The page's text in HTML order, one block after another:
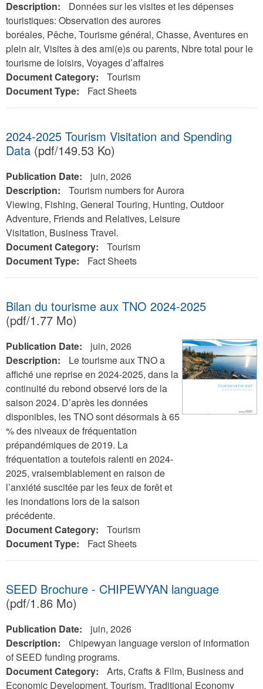
Description:
Données sur les visites et les dépenses
touristiques: Observation des aurores
boréales, Pêche, Tourisme général, Chasse, Aventures en
plein air, Visites à des ami(e)s ou parents, Nbre total pour le
tourisme de loisirs, Voyages d’affaires
Document Category:
Tourism
Document Type:
Fact Sheets
2024-2025 Tourism Visitation and Spending
Data (pdf/149.53 Ko)
Publication Date:
juin, 2026
Description:
Tourism numbers for Aurora
Viewing, Fishing, General Touring, Hunting, Outdoor
Adventure, Friends and Relatives, Leisure
Visitation, Business Travel.
Document Category:
Tourism
Document Type:
Fact Sheets
Bilan du tourisme aux TNO 2024-2025
(pdf/1.77 Mo)
Publication Date:
juin, 2026
Description:
Le tourisme aux TNO a
affiché une reprise en 2024-2025, dans la
continuité du rebond observé lors de la
saison 2024. D’après les données
disponibles, les TNO sont désormais à 65
% des niveaux de fréquentation
prépandémiques de 2019. La
fréquentation a toutefois ralenti en 2024-
2025, vraisemblablement en raison de
l’anxiété suscitée par les feux de forêt et
les inondations lors de la saison
précédente.
Document Category:
Tourism
Document Type:
Fact Sheets
SEED Brochure - CHIPEWYAN language
(pdf/1.86 Mo)
Publication Date:
juin, 2026
Description:
Chipewyan language version of information
of SEED funding programs.
Document Category:
Arts, Crafts & Film, Business and
Economic Development, Tourism, Traditional Economy